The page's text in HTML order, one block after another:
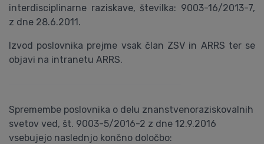
interdisciplinarne raziskave, številka: 9003-16/2013-7,
z dne 28.6.2011.
Izvod poslovnika prejme vsak član ZSV in ARRS ter se
objavi na intranetu ARRS.
Spremembe poslovnika o delu znanstvenoraziskovalnih
svetov ved, št. 9003-5/2016-2 z dne 12.9.2016
vsebujejo naslednjo končno določbo: